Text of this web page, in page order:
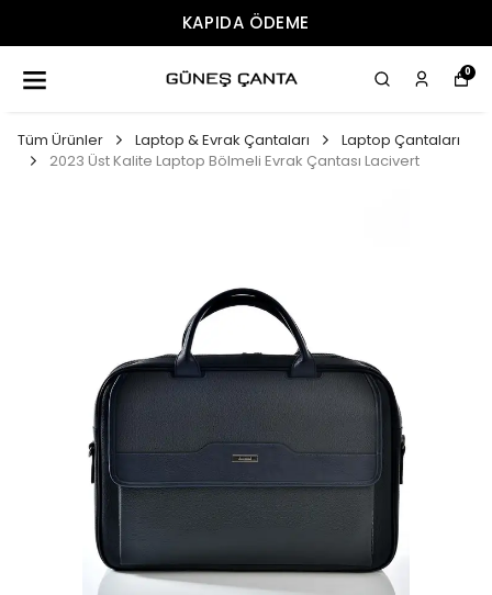
KAPIDA ÖDEME
0
Tüm Ürünler Laptop & Evrak Çantaları
Laptop Çantaları
2023 Üst Kalite Laptop Bölmeli Evrak Çantası Lacivert